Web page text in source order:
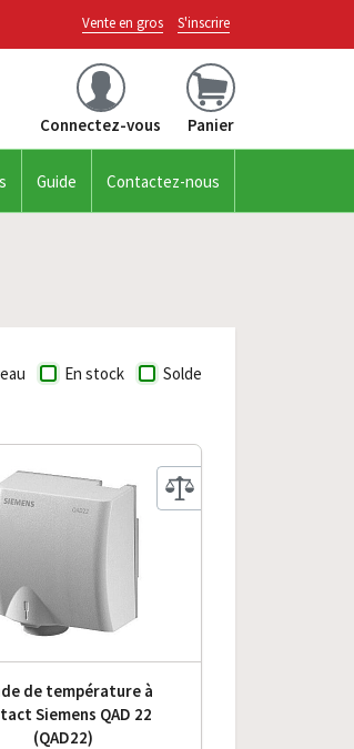
Vente en gros S'inscrire
Connectez-vous Panier
Guide Contactez-nous
En stock Solde
de température à
Siemens QAD 22
(QAD22)